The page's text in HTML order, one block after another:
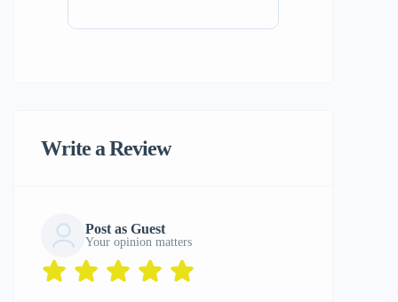
Write a Review
Post as Guest
Your opinion matters